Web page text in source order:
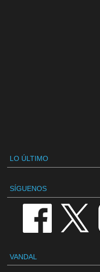
LO ÚLTIMO
SÍGUENOS
VANDAL